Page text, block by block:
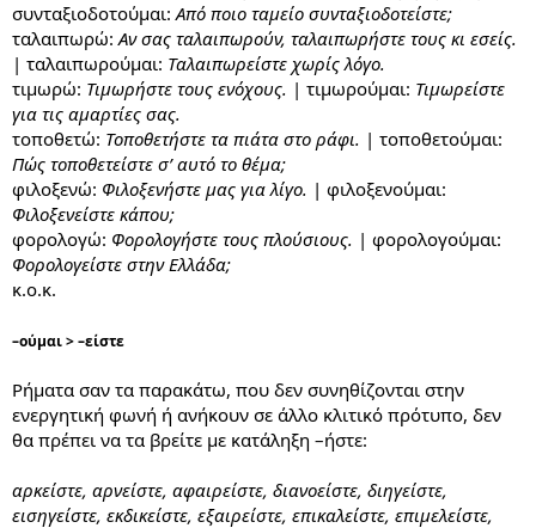
συνταξιοδοτούμαι: Από ποιο ταμείο συνταξιοδοτείστε;
ταλαιπωρώ: Αν σας ταλαιπωρούν, ταλαιπωρήστε τους κι εσείς.
| ταλαιπωρούμαι: Ταλαιπωρείστε χωρίς λόγο.
τιμωρώ: Τιμωρήστε τους ενόχους. | τιμωρούμαι: Τιμωρείστε
για τις αμαρτίες σας.
τοποθετώ: Τοποθετήστε τα πιάτα στο ράφι. | τοποθετούμαι:
Πώς τοποθετείστε σ’ αυτό το θέμα;
φιλοξενώ: Φιλοξενήστε μας για λίγο. | φιλοξενούμαι:
Φιλοξενείστε κάπου;
φορολογώ: Φορολογήστε τους πλούσιους. | φορολογούμαι:
Φορολογείστε στην Ελλάδα;
κ.ο.κ.
–ούμαι > –είστε
Ρήματα σαν τα παρακάτω, που δεν συνηθίζονται στην
ενεργητική φωνή ή ανήκουν σε άλλο κλιτικό πρότυπο, δεν
θα πρέπει να τα βρείτε με κατάληξη –ήστε:
αρκείστε, αρνείστε, αφαιρείστε, διανοείστε, διηγείστε,
εισηγείστε, εκδικείστε, εξαιρείστε, επικαλείστε, επιμελείστε,